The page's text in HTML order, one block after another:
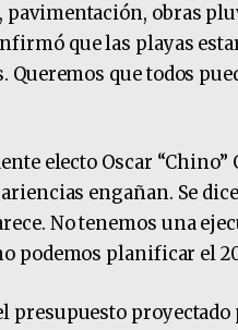
pavimentación, obras
que las playas
Queremos que todos
electo Oscar
engañan. Se
No tenemos una
podemos planificar el
presupuesto